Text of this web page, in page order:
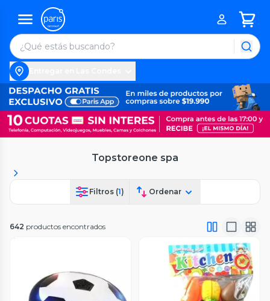
Topstoreone spa
Filtros (1) Ordenar
642 productos encontrados